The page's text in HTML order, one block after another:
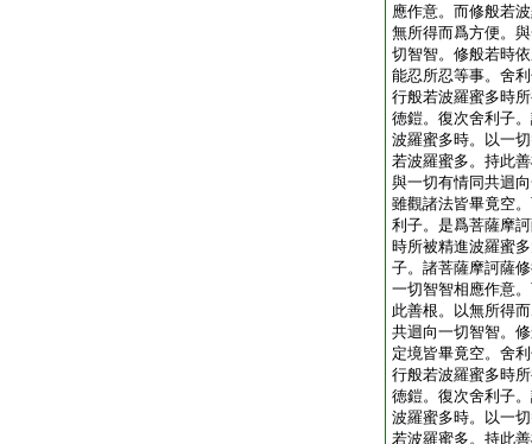
應作意。而修般若
無所得而爲方便。
切智智。修般若時
能忍所忍等事。舍
行般若波羅蜜多時
徳鎧。復次舍利子
波羅蜜多時。以一
若波羅蜜多。持此
與一切有情同共迴
雖觀諸法皆畢竟空
利子。是爲菩薩摩
時所被精進波羅蜜
子。諸菩薩摩訶薩
一切智智相應作意
此善根。以無所得
共迴向一切智智。
定境皆畢竟空。舍
行般若波羅蜜多時
徳鎧。復次舍利子
波羅蜜多時。以一
若波羅蜜多。持此